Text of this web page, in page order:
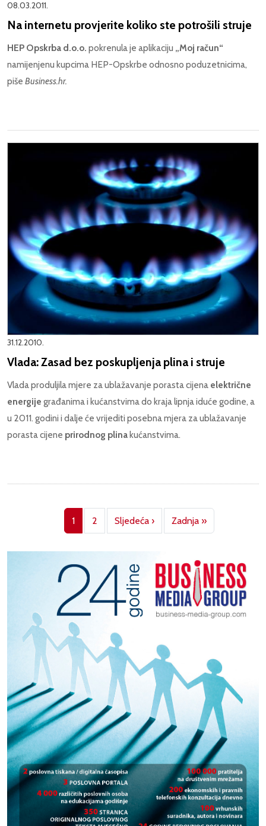
08.03.2011.
Na internetu provjerite koliko ste potrošili struje
HEP Opskrba d.o.o. pokrenula je aplikaciju „Moj račun“
namijenjenu kupcima HEP-Opskrbe odnosno poduzetnicima,
piše Business.hr.
31.12.2010.
Vlada: Zasad bez poskupljenja plina i struje
Vlada produljila mjere za ublažavanje porasta cijena električne
energije građanima i kućanstvima do kraja lipnja iduće godine, a
u 2011. godini i dalje će vrijediti posebna mjera za ublažavanje
porasta cijene prirodnog plinakućanstvima.
1 2 Sljedeća ›Next page
Zadnja »Last page